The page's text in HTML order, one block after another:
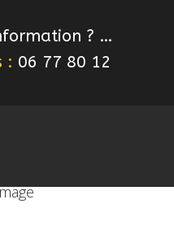
? …
: 06 77 80 12